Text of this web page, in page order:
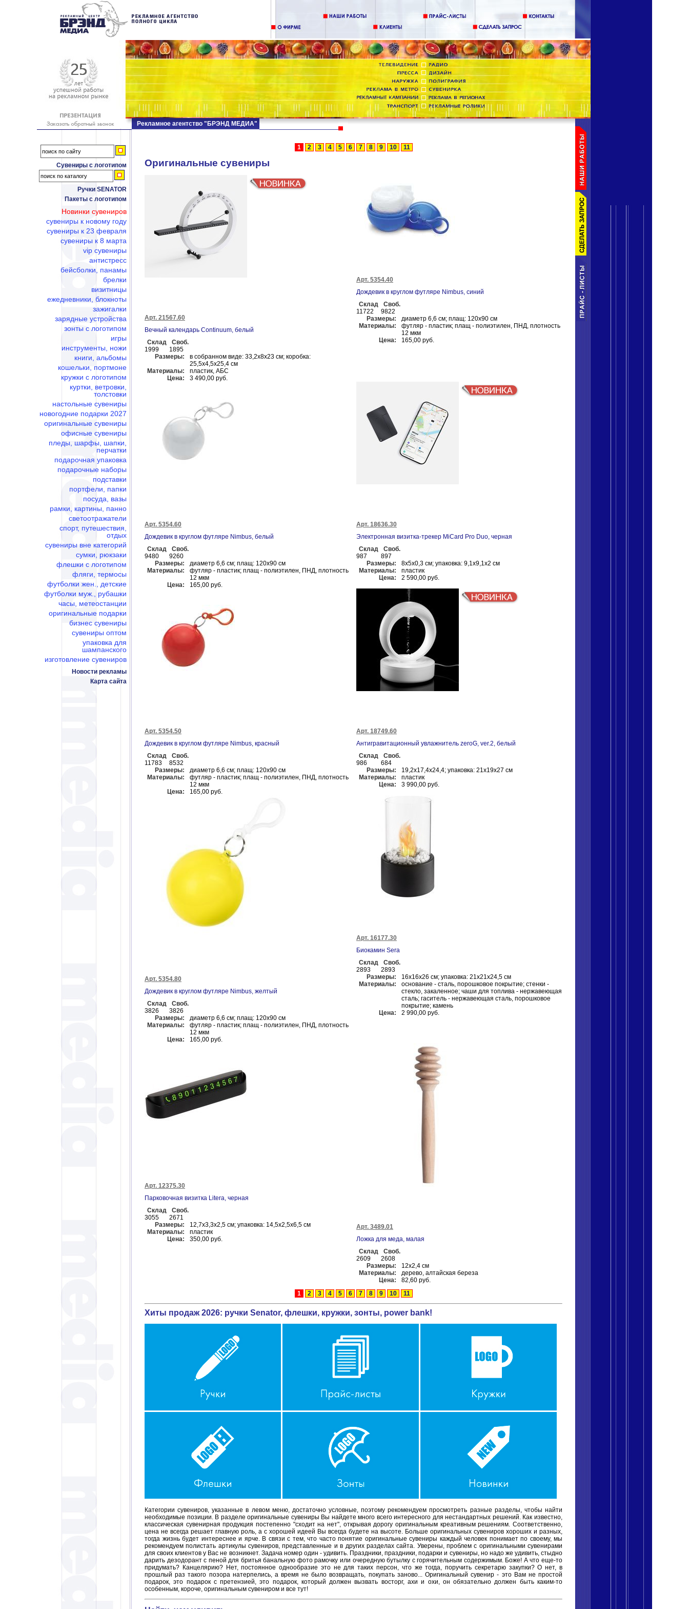
Сувениры с логотипом
Ручки SENATOR
Пакеты с логотипом
Новинки сувениров
сувениры к новому году
сувениры к 23 февраля
сувениры к 8 марта
vip сувениры
антистресс
бейсболки, панамы
брелки
визитницы
ежедневники, блокноты
зажигалки
зарядные устройства
зонты с логотипом
игры
инструменты, ножи
книги, альбомы
кошельки, портмоне
кружки с логотипом
куртки, ветровки,
толстовки
настольные сувениры
новогодние подарки 2027
оригинальные сувениры
офисные сувениры
пледы, шарфы, шапки,
перчатки
подарочная упаковка
подарочные наборы
подставки
портфели, папки
посуда, вазы
рамки, картины, панно
светоотражатели
спорт, путешествия,
отдых
сувениры вне категорий
сумки, рюкзаки
флешки c логотипом
фляги, термосы
футболки жен., детские
футболки муж., рубашки
часы, метеостанции
оригинальные подарки
бизнес сувениры
сувениры оптом
упаковка для
шампанского
изготовление сувениров
Новости рекламы
Карта сайта
Рекламное агентство "БРЭНД МЕДИА"
1 2 3 4 5 6 7 8 9 10 11
Оригинальные сувениры
Арт. 21567.60
Вечный календарь Continuum, белый
Склад
Своб.
1999
1895
Размеры:
в собранном виде: 33,2x8x23 см; коробка:
25,5х4,5х25,4 см
Материалы:
пластик, АБС
Цена:
3 490,00 руб.
Арт. 5354.40
Дождевик в круглом футляре Nimbus, синий
Склад
Своб.
11722
9822
Размеры:
диаметр 6,6 см; плащ: 120х90 см
Материалы:
футляр - пластик; плащ - полиэтилен, ПНД, плотность
12 мкм
Цена:
165,00 руб.
Арт. 5354.60
Дождевик в круглом футляре Nimbus, белый
Склад
Своб.
9480
9260
Размеры:
диаметр 6,6 см; плащ: 120х90 см
Материалы:
футляр - пластик; плащ - полиэтилен, ПНД, плотность
12 мкм
Цена:
165,00 руб.
Арт. 18636.30
Электронная визитка-трекер MiCard Pro Duo, черная
Склад
Своб.
987
897
Размеры:
8x5x0,3 см; упаковка: 9,1x9,1x2 см
Материалы:
пластик
Цена:
2 590,00 руб.
Арт. 5354.50
Дождевик в круглом футляре Nimbus, красный
Склад
Своб.
11783
8532
Размеры:
диаметр 6,6 см; плащ: 120х90 см
Материалы:
футляр - пластик; плащ - полиэтилен, ПНД, плотность
12 мкм
Цена:
165,00 руб.
Арт. 18749.60
Антигравитационный увлажнитель zeroG, ver.2, белый
Склад
Своб.
986
684
Размеры:
19,2x17,4x24,4; упаковка: 21x19x27 см
Материалы:
пластик
Цена:
3 990,00 руб.
Арт. 5354.80
Дождевик в круглом футляре Nimbus, желтый
Склад
Своб.
3826
3826
Размеры:
диаметр 6,6 см; плащ: 120х90 см
Материалы:
футляр - пластик; плащ - полиэтилен, ПНД, плотность
12 мкм
Цена:
165,00 руб.
Арт. 16177.30
Биокамин Sera
Склад
Своб.
2893
2893
Размеры:
16x16x26 см; упаковка: 21x21x24,5 см
Материалы:
основание - сталь, порошковое покрытие; стенки -
стекло, закаленное; чаши для топлива - нержавеющая
сталь; гаситель - нержавеющая сталь, порошковое
покрытие; камень
Цена:
2 990,00 руб.
Арт. 12375.30
Парковочная визитка Litera, черная
Склад
Своб.
3055
2671
Размеры:
12,7х3,3х2,5 см; упаковка: 14,5х2,5х6,5 см
Материалы:
пластик
Цена:
350,00 руб.
Арт. 3489.01
Ложка для меда, малая
Склад
Своб.
2609
2608
Размеры:
12х2,4 см
Материалы:
дерево, алтайская береза
Цена:
82,60 руб.
1
2 3 4 5 6 7 8 9 10 11
Хиты продаж 2026: ручки Senator, флешки, кружки, зонты, power bank!
Категории сувениров, указанные в левом меню, достаточно условные, поэтому рекомендуем просмотреть разные разделы, чтобы найти
необходимые позиции. В разделе оригинальные сувениры Вы найдете много всего интересного для нестандартных решений. Как известно,
классическая сувенирная продукция постепенно "сходит на нет", открывая дорогу оригинальным креативным решениям. Соответственно,
цена не всегда решает главную роль, а с хорошей идеей Вы всегда будете на высоте. Больше оригинальных сувениров хороших и разных,
тогда жизнь будет интереснее и ярче. В связи с тем, что часто понятие оригинальные сувениры каждый человек понимает по своему, мы
рекомендуем полистать артикулы сувениров, представленные и в других разделах сайта. Уверены, проблем с оригинальными сувенирами
для своих клиентов у Вас не возникнет. Задача номер один - удивить. Праздники, праздники, подарки и сувениры, но надо же удивить, стыдно
дарить дезодорант с пеной для бритья банальную фото рамочку или очередную бутылку с горячительным содержимым. Боже! А что еще-то
придумать? Канцелярию? Нет, постоянное однообразие это не для таких персон, что же тогда, поручить секретарю закупки? О нет, в
прошлый раз такого позора натерпелись, а время не было возвращать, покупать заново... Оригинальный сувенир - это Вам не простой
подарок, это подарок с претензией, это подарок, который должен вызвать восторг, ахи и охи, он обязательно должен быть каким-то
особенным, короче, оригинальным сувениром и все тут!